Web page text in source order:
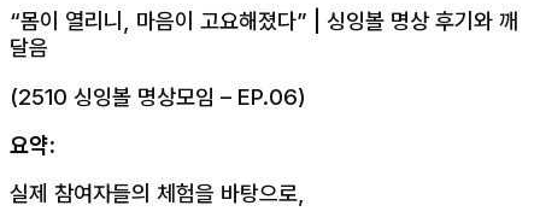
“몸이 열리니, 마음이 고요해졌다” | 싱잉볼 명상 후기와 깨
달음
(2510 싱잉볼 명상모임 – EP.06)
요약:
실제 참여자들의 체험을 바탕으로,